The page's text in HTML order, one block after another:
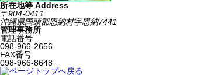
所在地等 Address
〒904-0411
沖縄県国頭郡恩納村字恩納7441
管理事務所
電話番号
098-966-2656
FAX番号
098-966-8648